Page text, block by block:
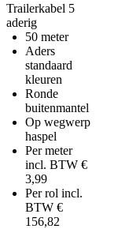
Trailerkabel 5
aderig
50 meter
Aders
standaard
kleuren
Ronde
buitenmantel
Op wegwerp
haspel
Per meter
incl. BTW €
3,99
Per rol incl.
BTW €
156,82